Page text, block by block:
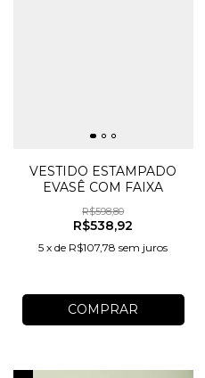
VESTIDO ESTAMPADO
EVASÊ COM FAIXA
R$598,80
R$538,92
5 xde R$107,78 sem juros
COMPRAR